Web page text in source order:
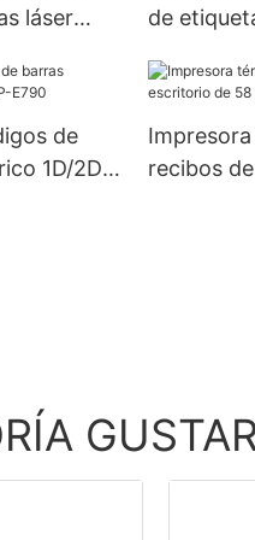
albaranes
láser
|
de
Bluetooth
de
1D/2D
recibos